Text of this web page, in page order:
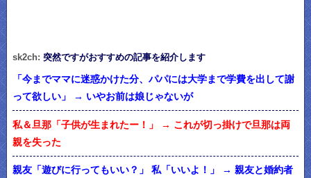
sk2ch: 突然ですがおすすめの記事を紹介します
「今までママに迷惑かけた分、パパには大学まで学費を出して謝
って欲しい」 → いやお前は娘じゃないが
私＆旦那「子供が生まれたー！」 → これが切っ掛けで旦那は両
親を失った
親友「遊びに行ってもいい？」 私「いいよ！」 → 親友と婚約者